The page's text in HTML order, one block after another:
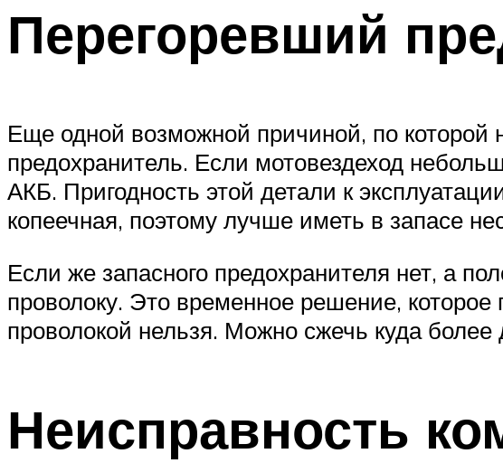
Перегоревший
Еще одной возможной причиной, по которой
предохранитель. Если мотовездеход
АКБ. Пригодность этой детали к
копеечная, поэтому лучше иметь в запасе
Если же запасного предохранителя нет, а
проволоку. Это временное решение,
проволокой нельзя. Можно сжечь куда
Неисправность